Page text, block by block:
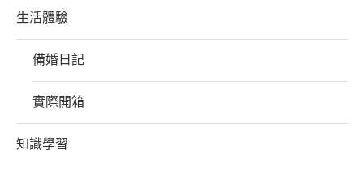
生活體驗
備婚日記
實際開箱
知識學習